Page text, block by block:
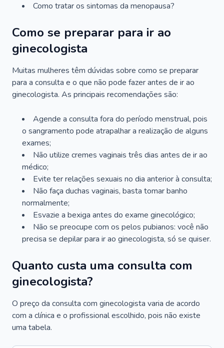
Como tratar os sintomas da menopausa?
Como se preparar para ir ao
ginecologista
Muitas mulheres têm dúvidas sobre como se preparar
para a consulta e o que não pode fazer antes de ir ao
ginecologista. As principais recomendações são:
Agende a consulta fora do período menstrual, pois
o sangramento pode atrapalhar a realização de alguns
exames;
Não utilize cremes vaginais três dias antes de ir ao
médico;
Evite ter relações sexuais no dia anterior à consulta;
Não faça duchas vaginais, basta tomar banho
normalmente;
Esvazie a bexiga antes do exame ginecológico;
Não se preocupe com os pelos pubianos: você não
precisa se depilar para ir ao ginecologista, só se quiser.
Quanto custa uma consulta com
ginecologista?
O preço da consulta com ginecologista varia de acordo
com a clínica e o profissional escolhido, pois não existe
uma tabela.